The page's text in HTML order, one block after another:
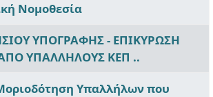
Νομοθεσία
ΥΠΟΓΡΑΦΗΣ - ΕΠΙΚΥΡΩΣΗ
ΥΠΑΛΛΗΛΟΥΣ ΚΕΠ ..
Υπαλλήλων που